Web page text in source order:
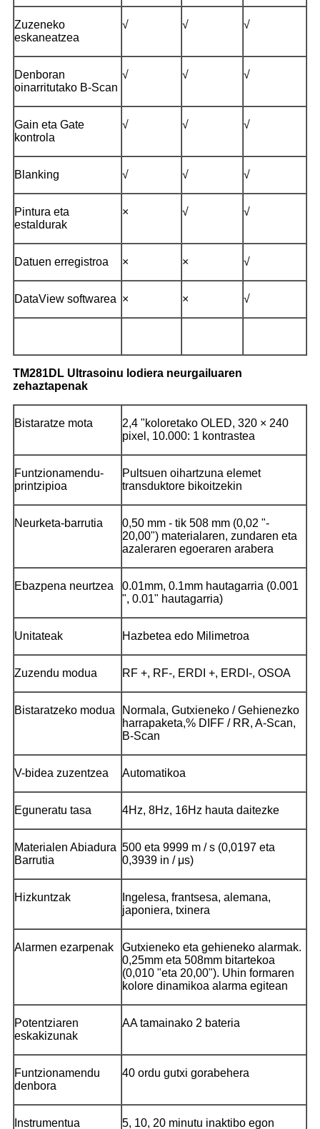
Zuzeneko
eskaneatzea
√ √ √
Denboran
oinarritutako B-Scan
√ √ √
Gain eta Gate
kontrola
√ √ √
Blanking √ √ √
Pintura eta
estaldurak
× √ √
Datuen erregistroa × × √
DataView softwarea × × √
TM281DL Ultrasoinu lodiera neurgailuaren
zehaztapenak
Bistaratze mota
2,4 "koloretako OLED, 320 × 240
pixel, 10.000: 1 kontrastea
Funtzionamendu-
printzipioa
Pultsuen oihartzuna elemet
transduktore bikoitzekin
Neurketa-barrutia
0,50 mm - tik 508 mm (0,02 "-
20,00") materialaren, zundaren eta
azaleraren egoeraren arabera
Ebazpena neurtzea
0.01mm, 0.1mm hautagarria (0.001
", 0.01" hautagarria)
Unitateak Hazbetea edo Milimetroa
Zuzendu modua RF +, RF-, ERDI +, ERDI-, OSOA
Bistaratzeko modua
Normala, Gutxieneko / Gehienezko
harrapaketa,% DIFF / RR, A-Scan,
B-Scan
V-bidea zuzentzea Automatikoa
Eguneratu tasa 4Hz, 8Hz, 16Hz hauta daitezke
Materialen Abiadura
Barrutia
500 eta 9999 m / s (0,0197 eta
0,3939 in / μs)
Hizkuntzak
Ingelesa, frantsesa, alemana,
japoniera, txinera
Alarmen ezarpenak
Gutxieneko eta gehieneko alarmak.
0,25mm eta 508mm bitartekoa
(0,010 "eta 20,00"). Uhin formaren
kolore dinamikoa alarma egitean
Potentziaren
eskakizunak
AA tamainako 2 bateria
Funtzionamendu
denbora
40 ordu gutxi gorabehera
Instrumentua 5, 10, 20 minutu inaktibo egon